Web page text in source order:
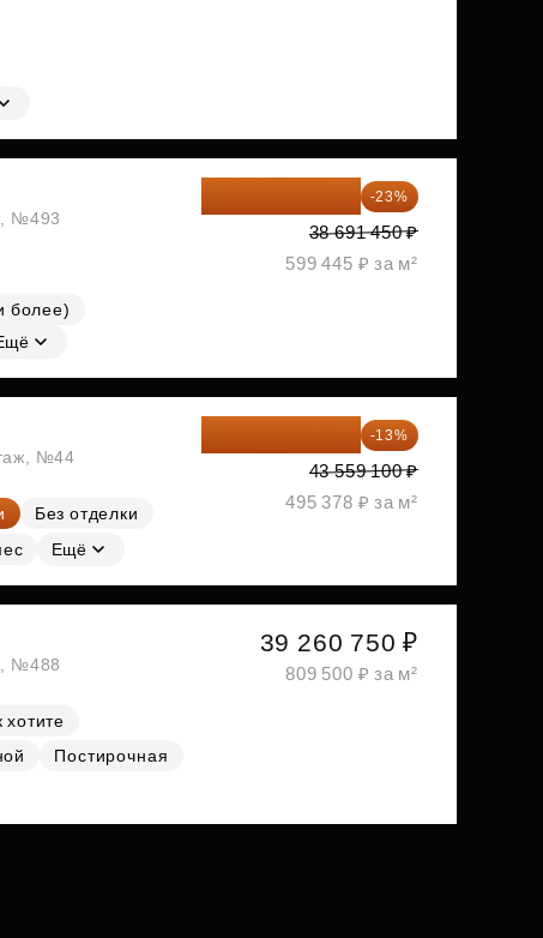
№493
более)
-23%
38 691 450 ₽
599 445 ₽ за м²
№44
Без отделки
Ещё
-13%
43 559 100 ₽
495 378 ₽ за м²
№488
хотите
Постирочная
39 260 750 ₽
809 500 ₽ за м²